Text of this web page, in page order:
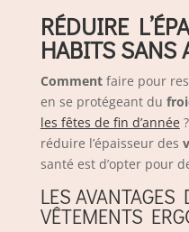
RÉDUIRE
HABITS SANS
Commentfaire pour
en se protégeant du
les fêtes de fin d’année
réduire l’épaisseur des
santé est d’opter pour
LES AVANTAGES
VÊTEMENTS